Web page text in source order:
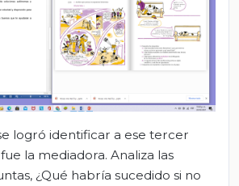
logró identificar a ese tercer
la mediadora. Analiza las
¿Qué habría sucedido si no